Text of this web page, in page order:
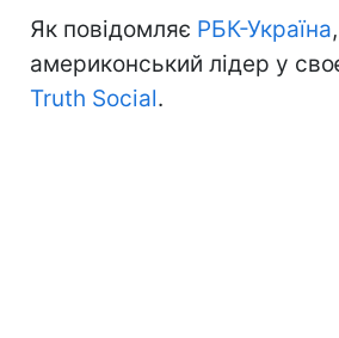
Як повідомляє РБК-Україна
америконський лідер у
Truth Social.